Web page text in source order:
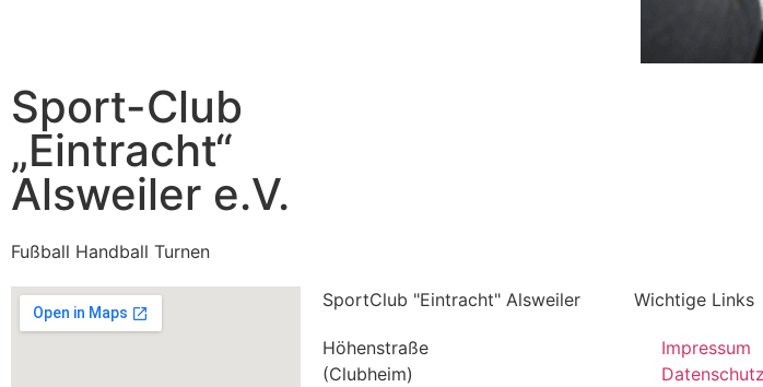
Sport-Club
„Eintracht“
Alsweiler e.V.
Fußball Handball Turnen
SportClub "Eintracht" Alsweiler
Höhenstraße
(Clubheim)
Wichtige Links
Impressum
Datenschutz